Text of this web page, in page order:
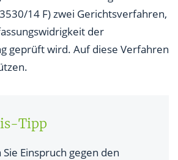
14 F) zwei Gerichtsverfahren,
der
geprüft wird. Auf diese Verfahren
Tipp
Sie Einspruch gegen den